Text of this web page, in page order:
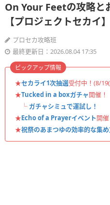
On Your Feetの攻略と
【プロジェクトセカイ】
プロセカ攻略班
最終更新日：2026.08.04 17:35
★セカライ1次抽選受付中！(8/
★Tucked in a boxガチャ開催！
└ ガチャシミュで運試し！
★Echo of a Prayerイベント開催
★祝祭のあまつゆの効率的な集
ピックアップ情報